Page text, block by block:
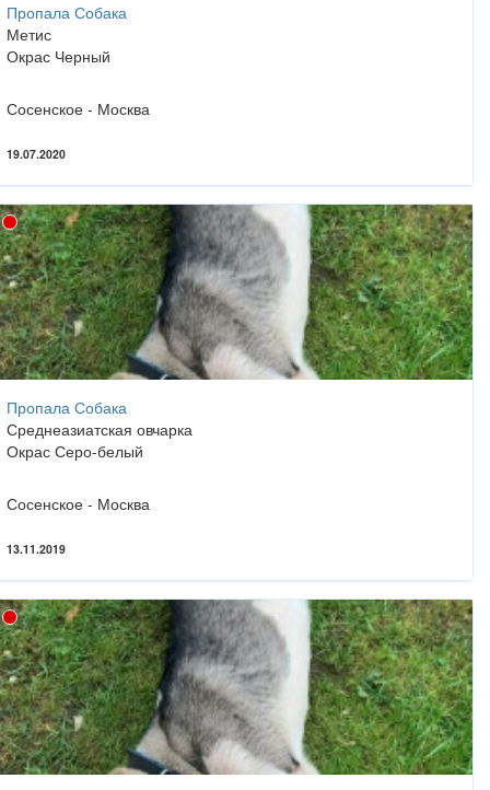
Пропала Собака
Метис
Окрас Черный
Сосенское - Москва
19.07.2020
Пропала Собака
Среднеазиатская овчарка
Окрас Серо-белый
Сосенское - Москва
13.11.2019